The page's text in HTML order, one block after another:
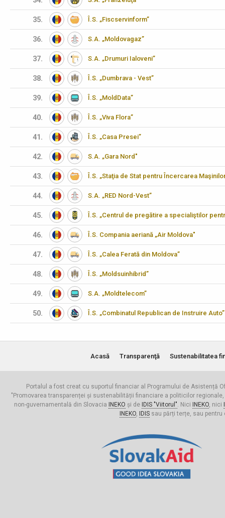
35. Î.S. „Fiscservinform”
36. S.A. „Moldovagaz”
37. S.A. „Drumuri Ialoveni”
38. Î.S. „Dumbrava - Vest”
39. Î.S. „MoldData”
40. Î.S. „Viva Flora”
41. Î.S. „Casa Presei”
42. S.A. „Gara Nord"
43. Î.S. „Staţia de Stat pentru Încercarea
44. S.A. „RED Nord-Vest”
45. Î.S. „Centrul de pregătire a specialiştilor
46. Î.S. Compania aeriană „Air Moldova"
47. Î.S. „Calea Ferată din Moldova”
48. Î.S. „Moldsuinhibrid”
49. S.A. „Moldtelecom”
50. Î.S. „Combinatul Republican de Instruire Auto”
Acasă Transparenţă Sustenabilitatea
Portalul a fost creat cu suportul financiar al Programului de Asistență
"Promovarea transparenței și sustenabilității financiare a politicilor
non-guvernamentală din Slovacia
INEKO și de IDIS "Viitorul". Nici INEKO, nici
INEKO, IDISsau părți terțe, sau pentru